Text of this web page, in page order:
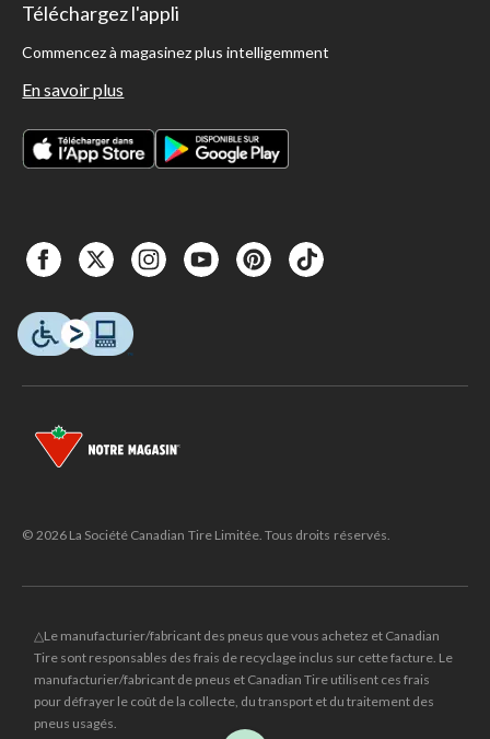
Téléchargez l'appli
Commencez à magasinez plus intelligemment
En savoir plus
© 2026 La Société Canadian Tire Limitée. Tous droits réservés.
△Le manufacturier/fabricant des pneus que vous achetez et Canadian
Tire sont responsables des frais de recyclage inclus sur cette facture. Le
manufacturier/fabricant de pneus et Canadian Tire utilisent ces frais
pour défrayer le coût de la collecte, du transport et du traitement des
pneus usagés.